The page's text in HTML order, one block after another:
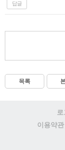
답글
목록
로
이용약관